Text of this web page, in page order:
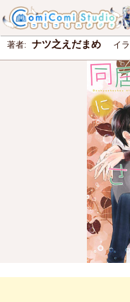
同居社長に甘やか
著者: ナツ之えだまめ イ